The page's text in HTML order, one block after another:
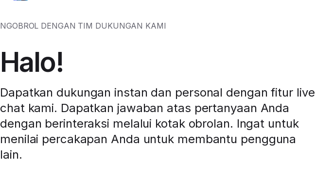
NGOBROL DENGAN TIM DUKUNGAN KAMI
Halo!
Dapatkan dukungan instan dan personal dengan fitur live
chat kami. Dapatkan jawaban atas pertanyaan Anda
dengan berinteraksi melalui kotak obrolan. Ingat untuk
menilai percakapan Anda untuk membantu pengguna
lain.